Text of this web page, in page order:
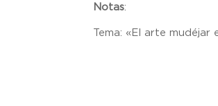
Notas:
Tema: «El arte